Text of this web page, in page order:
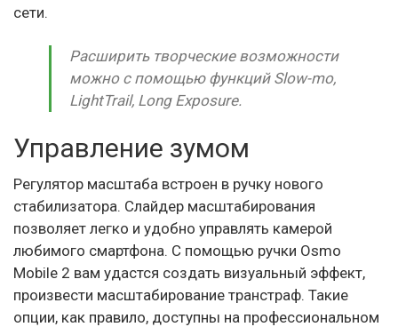
сети.
Расширить творческие возможности
можно с помощью функций Slow-mo,
LightTrail, Long Exposure.
Управление зумом
Регулятор масштаба встроен в ручку нового
стабилизатора. Слайдер масштабирования
позволяет легко и удобно управлять камерой
любимого смартфона. С помощью ручки Osmo
Mobile 2 вам удастся создать визуальный эффект,
произвести масштабирование транстраф. Такие
опции, как правило, доступны на профессиональном